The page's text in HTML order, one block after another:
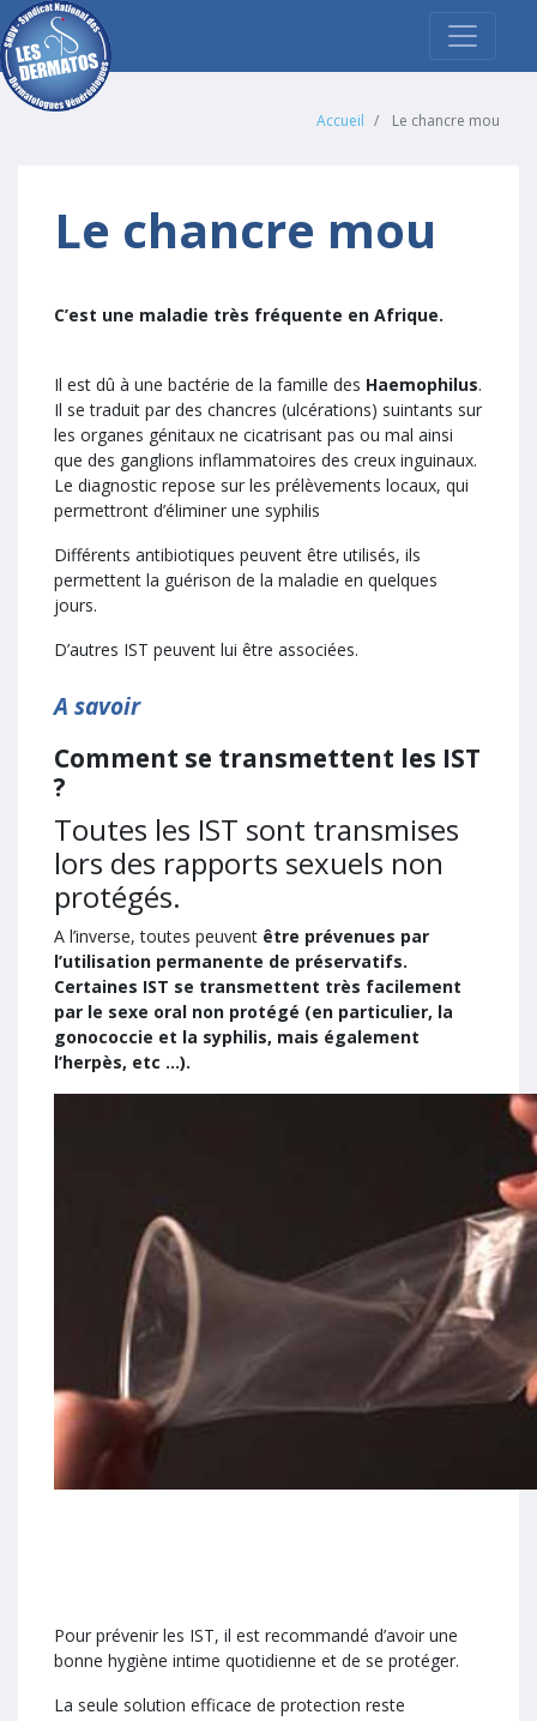
Accueil Le chancre mou
Le chancre mou
C’est une maladie très fréquente en Afrique.
Il est dû à une bactérie de la famille des Haemophilus.
Il se traduit par des chancres (ulcérations) suintants sur
les organes génitaux ne cicatrisant pas ou mal ainsi
que des ganglions inflammatoires des creux inguinaux.
Le diagnostic repose sur les prélèvements locaux, qui
permettront d’éliminer une syphilis
Différents antibiotiques peuvent être utilisés, ils
permettent la guérison de la maladie en quelques
jours.
D’autres IST peuvent lui être associées.
A savoir
Comment se transmettent les IST
?
Toutes les IST sont transmises
lors des rapports sexuels non
protégés.
A l’inverse, toutes peuvent être prévenues par
l’utilisation permanente de préservatifs.
Certaines IST se transmettent très facilement
par le sexe oral non protégé (en particulier, la
gonococcie et la syphilis, mais également
l’herpès, etc …).
Pour prévenir les IST, il est recommandé d’avoir une
bonne hygiène intime quotidienne et de se protéger.
La seule solution efficace de protection reste